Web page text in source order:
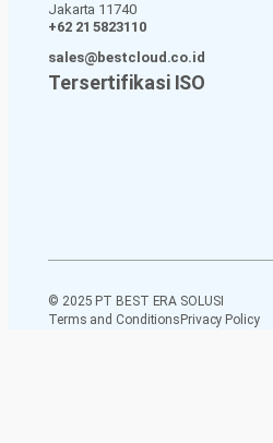
Jakarta 11740
+62 21 5823110
sales@bestcloud.co.id
Tersertifikasi ISO
© 2025 PT BEST ERA SOLUSI
Terms and Conditions Privacy Policy